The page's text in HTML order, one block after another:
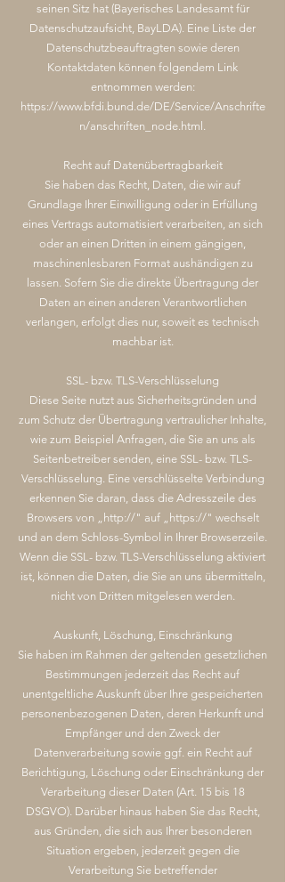
seinen Sitz hat (Bayerisches Landesamt für
Datenschutzaufsicht, BayLDA). Eine Liste der
Datenschutzbeauftragten sowie deren
Kontaktdaten können folgendem Link
entnommen werden:
https://www.bfdi.bund.de/DE/Service/Anschrifte
n/anschriften_node.html.
Recht auf Datenübertragbarkeit
Sie haben das Recht, Daten, die wir auf
Grundlage Ihrer Einwilligung oder in Erfüllung
eines Vertrags automatisiert verarbeiten, an sich
oder an einen Dritten in einem gängigen,
maschinenlesbaren Format aushändigen zu
lassen. Sofern Sie die direkte Übertragung der
Daten an einen anderen Verantwortlichen
verlangen, erfolgt dies nur, soweit es technisch
machbar ist.
SSL- bzw. TLS-Verschlüsselung
Diese Seite nutzt aus Sicherheitsgründen und
zum Schutz der Übertragung vertraulicher Inhalte,
wie zum Beispiel Anfragen, die Sie an uns als
Seitenbetreiber senden, eine SSL- bzw. TLS-
Verschlüsselung. Eine verschlüsselte Verbindung
erkennen Sie daran, dass die Adresszeile des
Browsers von „http://" auf „https://" wechselt
und an dem Schloss-Symbol in Ihrer Browserzeile.
Wenn die SSL- bzw. TLS-Verschlüsselung aktiviert
ist, können die Daten, die Sie an uns übermitteln,
nicht von Dritten mitgelesen werden.
Auskunft, Löschung, Einschränkung
Sie haben im Rahmen der geltenden gesetzlichen
Bestimmungen jederzeit das Recht auf
unentgeltliche Auskunft über Ihre gespeicherten
personenbezogenen Daten, deren Herkunft und
Empfänger und den Zweck der
Datenverarbeitung sowie ggf. ein Recht auf
Berichtigung, Löschung oder Einschränkung der
Verarbeitung dieser Daten (Art. 15 bis 18
DSGVO). Darüber hinaus haben Sie das Recht,
aus Gründen, die sich aus Ihrer besonderen
Situation ergeben, jederzeit gegen die
Verarbeitung Sie betreffender